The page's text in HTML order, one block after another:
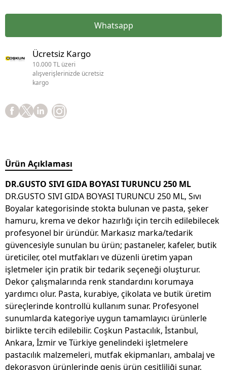
Whatsapp
Ücretsiz Kargo
10.000 TL üzeri
alışverişlerinizde ücretsiz
kargo
Ürün Açıklaması
DR.GUSTO SIVI GIDA BOYASI TURUNCU 250 ML
DR.GUSTO SIVI GIDA BOYASI TURUNCU 250 ML, Sıvı
Boyalar kategorisinde stokta bulunan ve pasta, şeker
hamuru, krema ve dekor hazırlığı için tercih edilebilecek
profesyonel bir üründür. Markasız marka/tedarik
güvencesiyle sunulan bu ürün; pastaneler, kafeler, butik
üreticiler, otel mutfakları ve düzenli üretim yapan
işletmeler için pratik bir tedarik seçeneği oluşturur.
Dekor çalışmalarında renk standardını korumaya
yardımcı olur. Pasta, kurabiye, çikolata ve butik üretim
süreçlerinde kontrollü kullanım sunar. Profesyonel
sunumlarda kategoriye uygun tamamlayıcı ürünlerle
birlikte tercih edilebilir. Coşkun Pastacılık, İstanbul,
Ankara, İzmir ve Türkiye genelindeki işletmelere
pastacılık malzemeleri, mutfak ekipmanları, ambalaj ve
dekorasyon ürünlerinde geniş ürün çeşitliliği sunar.